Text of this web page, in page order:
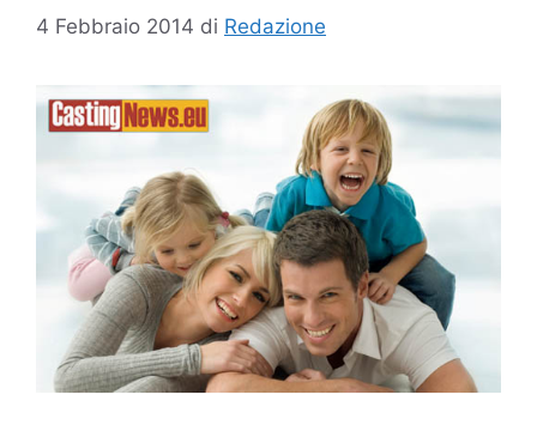
4 Febbraio 2014 di Redazione